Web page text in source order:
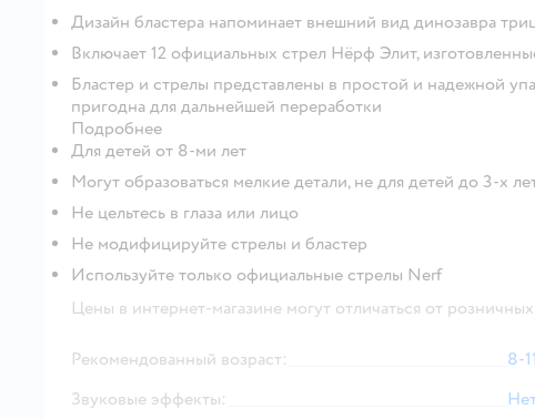
Дизайн бластера напоминает внешний вид динозавра
Включает 12 официальных стрел Нёрф Элит,
Бластер и стрелы представлены в простой и надежной
пригодна для дальнейшей переработки
Подробнее
Для детей от 8-ми лет
Могут образоваться мелкие детали, не для детей до 3-х
Не цельтесь в глаза или лицо
Не модифицируйте стрелы и бластер
Используйте только официальные стрелы Nerf
Цены в интернет-магазине могут отличаться от
Рекомендованный возраст: 8-
Звуковые эффекты: